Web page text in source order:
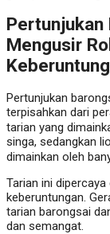
Pertunjukan
Mengusir
Pertunjukan
terpisahkan dari
tarian yang
singa, sedangkan
dimainkan oleh
Tarian ini
keberuntungan.
tarian barongsai
dan semangat.